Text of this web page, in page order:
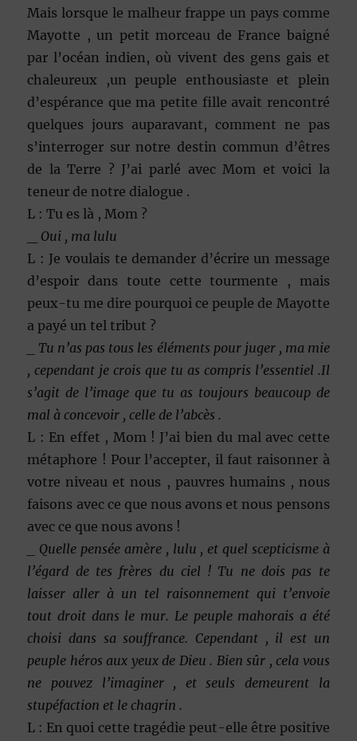
Mais lorsque le malheur frappe un pays comme
Mayotte , un petit morceau de France baigné
par l’océan indien, où vivent des gens gais et
chaleureux ,un peuple enthousiaste et plein
d’espérance que ma petite fille avait rencontré
quelques jours auparavant, comment ne pas
s’interroger sur notre destin commun d’êtres
de la Terre ? J’ai parlé avec Mom et voici la
teneur de notre dialogue .
L : Tu es là , Mom ?
Oui , ma lulu
L : Je voulais te demander d’écrire un message
d’espoir dans toute cette tourmente , mais
peux-tu me dire pourquoi ce peuple de Mayotte
a payé un tel tribut ?
_ Tu n’as pas tous les éléments pour juger , ma mie
, cependant je crois que tu as compris l’essentiel .Il
s’agit de l’image que tu as toujours beaucoup de
mal à concevoir , celle de l’abcès .
L : En effet , Mom ! J’ai bien du mal avec cette
métaphore ! Pour l’accepter, il faut raisonner à
votre niveau et nous , pauvres humains , nous
faisons avec ce que nous avons et nous pensons
avec ce que nous avons !
_ Quelle pensée amère , lulu , et quel scepticisme à
l’égard de tes frères du ciel ! Tu ne dois pas te
laisser aller à un tel raisonnement qui t’envoie
tout droit dans le mur. Le peuple mahorais a été
choisi dans sa souffrance. Cependant , il est un
peuple héros aux yeux de Dieu . Bien sûr , cela vous
ne pouvez l’imaginer , et seuls demeurent la
stupéfaction et le chagrin .
L : En quoi cette tragédie peut-elle être positive